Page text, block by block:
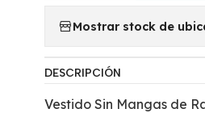
Mostrar stock de
DESCRIPCIÓN
Vestido Sin Mangas de